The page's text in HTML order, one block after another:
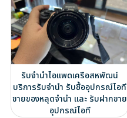
รับจำนำไอแพดเครือสหพัฒน์
บริการรับจำนำ รับซื้ออุปกรณ์ไอที
ขายของหลุดจำนำ และ รับฝากขาย
อุปกรณ์ไอที